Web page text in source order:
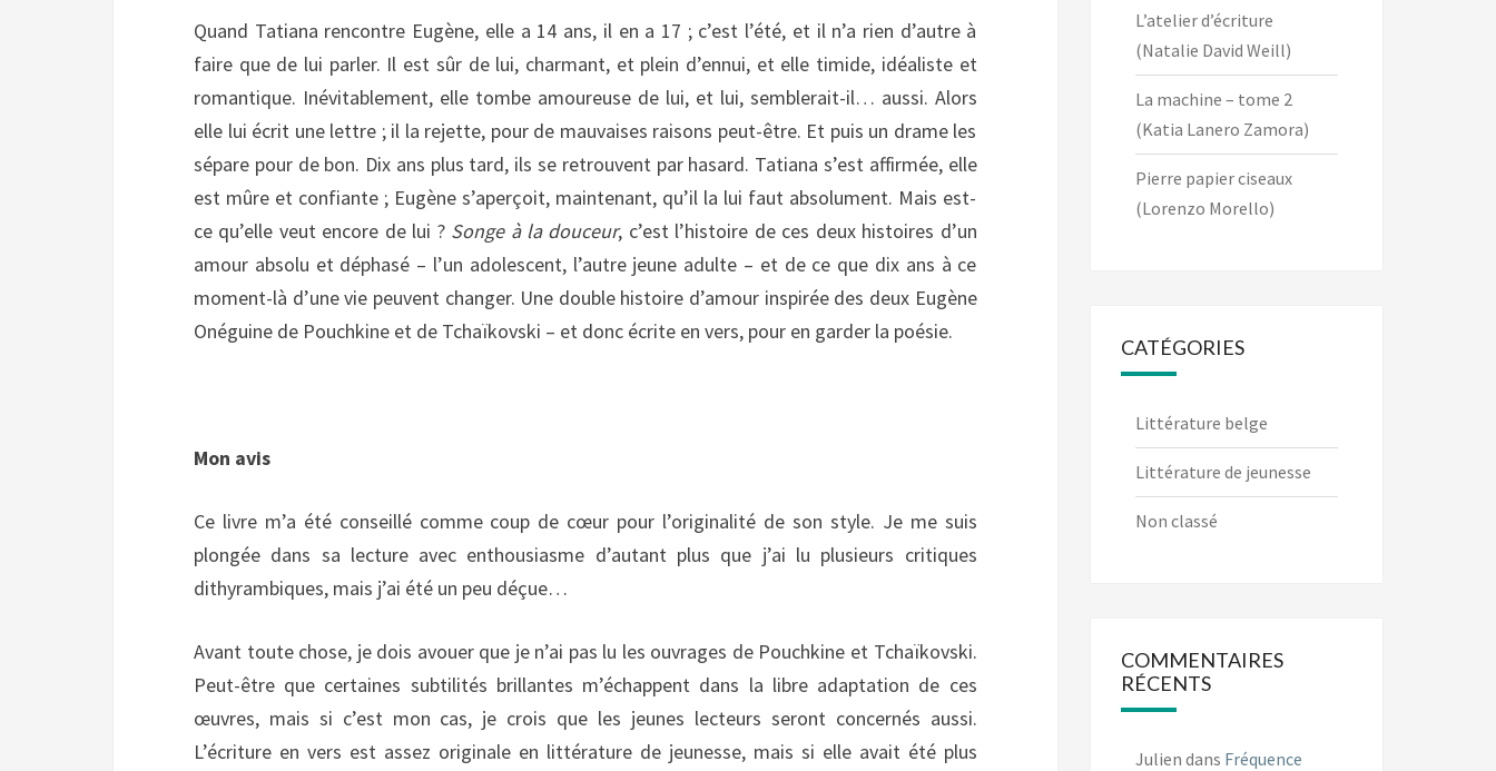
Quand Tatiana rencontre Eugène, elle a 14 ans, il en a 17 ; c’est l’été, et il n’a rien d’autre à
faire que de lui parler. Il est sûr de lui, charmant, et plein d’ennui, et elle timide, idéaliste et
romantique. Inévitablement, elle tombe amoureuse de lui, et lui, semblerait-il… aussi. Alors
elle lui écrit une lettre ; il la rejette, pour de mauvaises raisons peut-être. Et puis un drame les
sépare pour de bon. Dix ans plus tard, ils se retrouvent par hasard. Tatiana s’est affirmée, elle
est mûre et confiante ; Eugène s’aperçoit, maintenant, qu’il la lui faut absolument. Mais est-
ce qu’elle veut encore de lui ? Songe à la douceur, c’est l’histoire de ces deux histoires d’un
amour absolu et déphasé – l’un adolescent, l’autre jeune adulte – et de ce que dix ans à ce
moment-là d’une vie peuvent changer. Une double histoire d’amour inspirée des deux Eugène
Onéguine de Pouchkine et de Tchaïkovski – et donc écrite en vers, pour en garder la poésie.
Mon avis
Ce livre m’a été conseillé comme coup de cœur pour l’originalité de son style. Je me suis
plongée dans sa lecture avec enthousiasme d’autant plus que j’ai lu plusieurs critiques
dithyrambiques, mais j’ai été un peu déçue…
Avant toute chose, je dois avouer que je n’ai pas lu les ouvrages de Pouchkine et Tchaïkovski.
Peut-être que certaines subtilités brillantes m’échappent dans la libre adaptation de ces
œuvres, mais si c’est mon cas, je crois que les jeunes lecteurs seront concernés aussi.
L’écriture en vers est assez originale en littérature de jeunesse, mais si elle avait été plus
L’atelier d’écriture
(Natalie David Weill)
La machine – tome 2
(Katia Lanero Zamora)
Pierre papier ciseaux
(Lorenzo Morello)
CATÉGORIES
Littérature belge
Littérature de jeunesse
Non classé
COMMENTAIRES
RÉCENTS
Julien dans Fréquence